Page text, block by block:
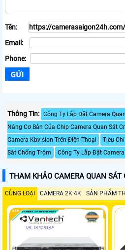
Tên:
Email:
Phone:
Thông Tin: Công Ty Lắp Đặt Camera
Năng Cơ Bản Của Chip Camera Quan Sát
Camera Kbvision Trên Điện Thoại
Tiêu
Sát Chống Trộm
Công Ty Lắp Đặt
THAM KHẢO CAMERA QUAN SÁT
CÙNG LOẠI CAMERA 2K 4K SẢN PHẨM